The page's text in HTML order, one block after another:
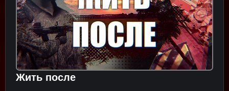
Жить после